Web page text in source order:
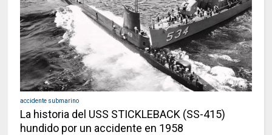
accidente submarino
La historia del USS STICKLEBACK (SS-415)
hundido por un accidente en 1958